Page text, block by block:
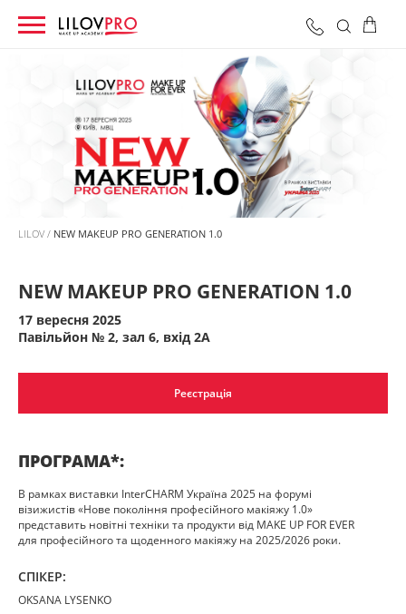
0 грн Оформити замовлення
LILOV NEW MAKEUP PRO GENERATION 1.0
NEW MAKEUP PRO GENERATION 1.0
17 вересня 2025
Павільйон № 2, зал 6, вхід 2А
Реєстрація
ПРОГРАМА*:
В рамках виставки InterCHARM Україна 2025 на форумі
візижистів «Нове покоління професійного макіяжу 1.0»
представить новітні техніки та продукти від MAKE UP FOR EVER
для професійного та щоденного макіяжу на 2025/2026 роки.
СПІКЕР:
OKSANA LYSENKO